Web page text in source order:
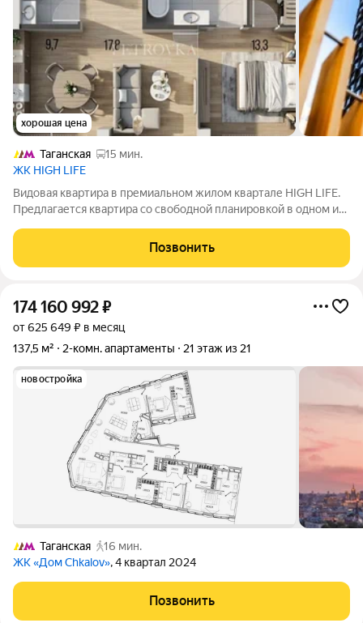
хорошая цена
Таганская
15 мин.
ЖК HIGH LIFE
Видовая квартира в премиальном жилом квартале HIGH LIFE.
Предлагается квартира со свободной планировкой в одном из
индивидуальный дизайн-проект с
Позвонить
174 160 992₽
от 625 649 ₽ в месяц
137,5 м²
2-комн. апартаменты 21 этаж из 21
новостройка
Таганская
16 мин.
ЖК «Дом Chkalov», 4 квартал 2024
Позвонить